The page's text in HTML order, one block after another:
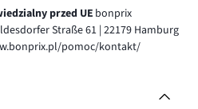
przed UE bonprix
Straße 61 | 22179 Hamburg
pomoc/kontakt/